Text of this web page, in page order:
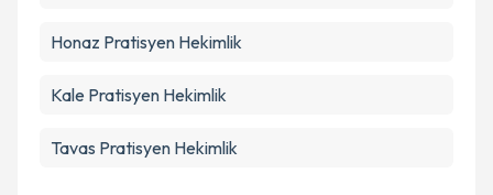
Honaz Pratisyen Hekimlik
Kale Pratisyen Hekimlik
Tavas Pratisyen Hekimlik